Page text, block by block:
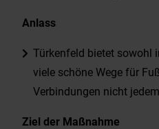
Anlass
Türkenfeld bietet sowohl
viele schöne Wege für
Verbindungen nicht
Ziel der Maßnahme